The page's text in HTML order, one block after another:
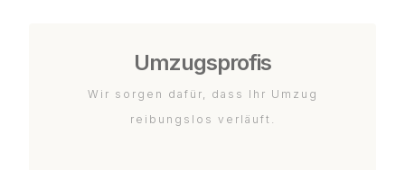
Umzugsprofis
Wir sorgen dafür, dass Ihr Umzug
reibungslos verläuft.